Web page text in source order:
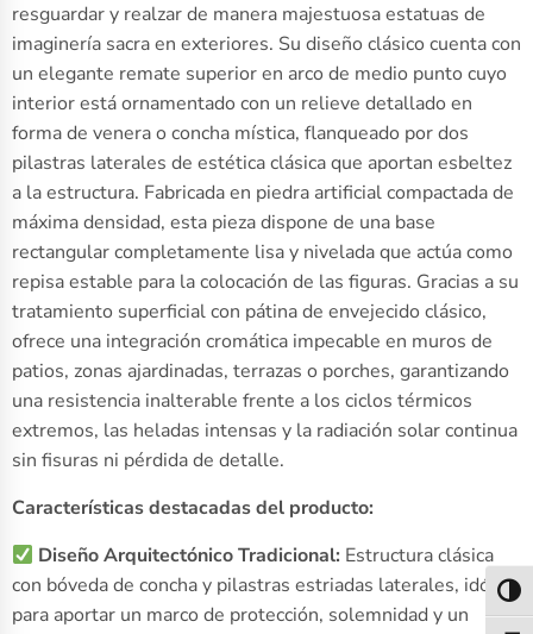
resguardar y realzar de manera majestuosa estatuas de
imaginería sacra en exteriores. Su diseño clásico cuenta con
un elegante remate superior en arco de medio punto cuyo
interior está ornamentado con un relieve detallado en
forma de venera o concha mística, flanqueado por dos
pilastras laterales de estética clásica que aportan esbeltez
a la estructura. Fabricada en piedra artificial compactada de
máxima densidad, esta pieza dispone de una base
rectangular completamente lisa y nivelada que actúa como
repisa estable para la colocación de las figuras. Gracias a su
tratamiento superficial con pátina de envejecido clásico,
ofrece una integración cromática impecable en muros de
patios, zonas ajardinadas, terrazas o porches, garantizando
una resistencia inalterable frente a los ciclos térmicos
extremos, las heladas intensas y la radiación solar continua
sin fisuras ni pérdida de detalle.
Características destacadas del producto:
Diseño Arquitectónico Tradicional: Estructura clásica
con bóveda de concha y pilastras estriadas laterales, idónea
para aportar un marco de protección, solemnidad y un